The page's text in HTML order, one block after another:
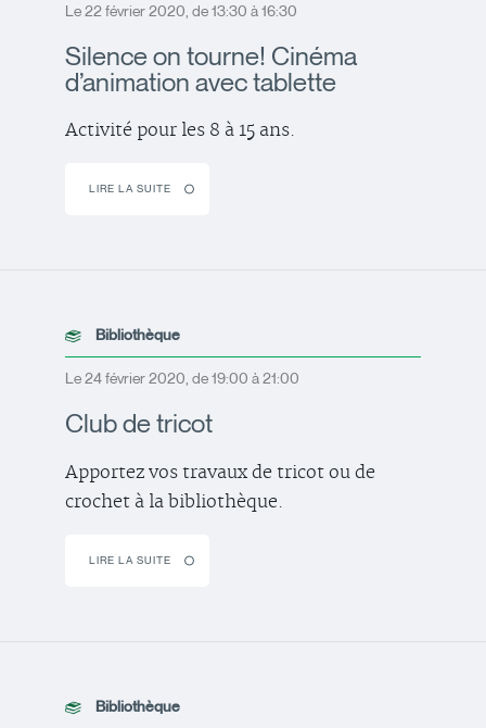
Le 22 février 2020, de 13:30 à 16:30
Silence on tourne! Cinéma
d’animation avec tablette
Activité pour les 8 à 15 ans.
LIRE LA SUITE
Bibliothèque
Le 24 février 2020, de 19:00 à 21:00
Club de tricot
Apportez vos travaux de tricot ou de
crochet à la bibliothèque.
LIRE LA SUITE
Bibliothèque